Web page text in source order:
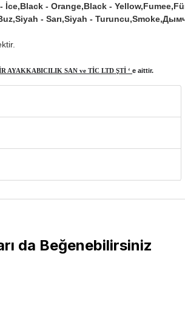
İce,Black - Orange,Black -
- Sarı,Siyah -
AYAKKABICILIK SAN ve TİC LTD ŞTİ ‘ e aittir.
da Beğenebilirsiniz